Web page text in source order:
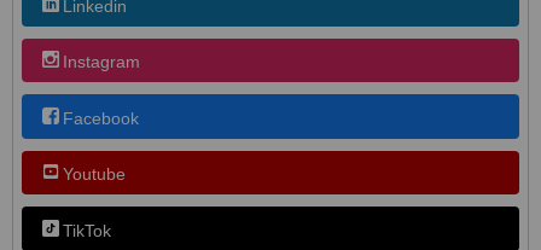
Linkedin
Instagram
Facebook
Youtube
TikTok